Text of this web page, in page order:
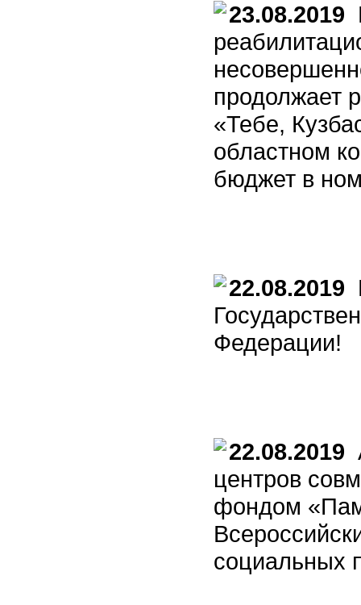
23.08.2019
продолжает
«Тебе,
областном
бюджет в
22.08.2019
Федерации!
22.08.2019
центров
фондом
социальных